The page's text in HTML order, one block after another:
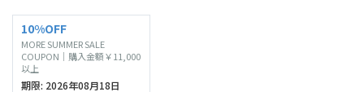
10%OFF
MORE SUMMER SALE
COUPON｜購入金額￥11,000
以上
期限: 2026年08月18日